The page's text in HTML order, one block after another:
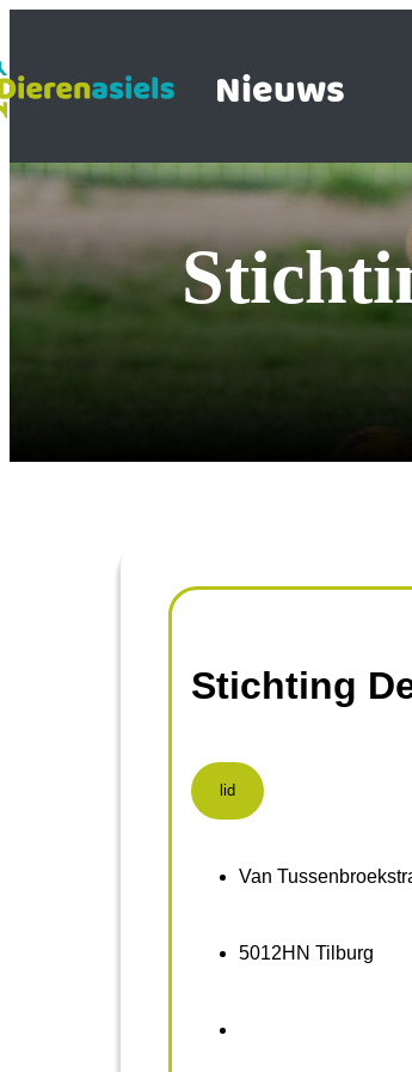
Nieuws
Stichting
lid
Van
5012HN Tilburg